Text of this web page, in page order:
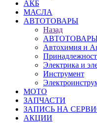
АКБ
МАСЛА
АВТОТОВАРЫ
Назад
Автохимия и
Электрика и
Инструмент
МОТО
ЗАПЧАСТИ
ЗАПИСЬ НА
АКЦИИ